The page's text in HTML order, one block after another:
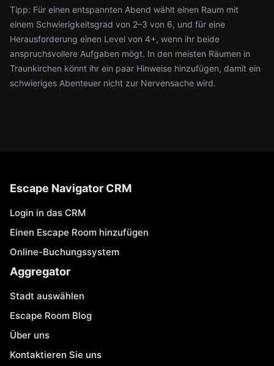
Tipp: Für einen entspannten Abend wählt einen Raum mit
einem Schwierigkeitsgrad von 2–3 von 6, und für eine
Herausforderung einen Level von 4+, wenn ihr beide
anspruchsvollere Aufgaben mögt. In den meisten Räumen in
Traunkirchen könnt ihr ein paar Hinweise hinzufügen, damit ein
schwieriges Abenteuer nicht zur Nervensache wird.
Escape Navigator CRM
Login in das CRM
Einen Escape Room hinzufügen
Online-Buchungssystem
Aggregator
Stadt auswählen
Escape Room Blog
Über uns
Kontaktieren Sie uns